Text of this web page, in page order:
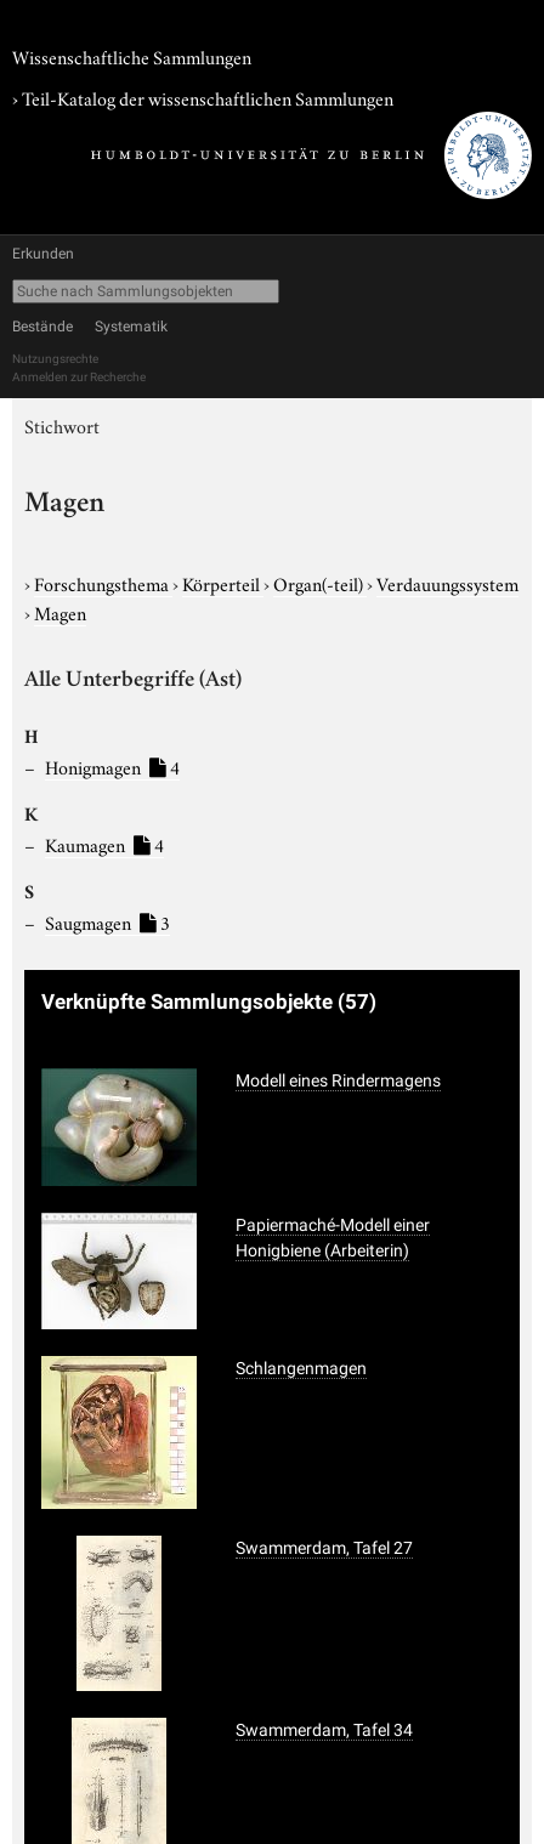
Wissenschaftliche Sammlungen
› Teil-Katalog der wissenschaftlichen Sammlungen
Erkunden
Bestände Systematik
Nutzungsrechte
Anmelden zur Recherche
Stichwort
Magen
›Forschungsthema›Körperteil›Organ(-teil)›Verdauungssystem
›Magen
Alle Unterbegriffe (Ast)
H
Honigmagen 4
K
Kaumagen 4
S
Saugmagen 3
Verknüpfte Sammlungsobjekte (57)
Modell eines Rindermagens
Papiermaché-Modell einer
Honigbiene (Arbeiterin)
Schlangenmagen
Swammerdam, Tafel 27
Swammerdam, Tafel 34